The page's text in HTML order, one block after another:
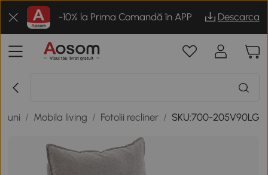
-10% la Prima Comandă în APP Descarca
/ Mobila living / Fotolii recliner / SKU:700-205V90LG